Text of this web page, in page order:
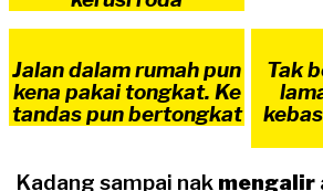
Jalan dalam rumah pun
kena pakai tongkat. Ke
tandas pun bertongkat
Tak
Kadang sampai nak mengalir